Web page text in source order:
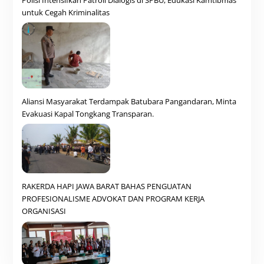
untuk Cegah Kriminalitas
Aliansi Masyarakat Terdampak Batubara Pangandaran, Minta
Evakuasi Kapal Tongkang Transparan.
RAKERDA HAPI JAWA BARAT BAHAS PENGUATAN
PROFESIONALISME ADVOKAT DAN PROGRAM KERJA
ORGANISASI